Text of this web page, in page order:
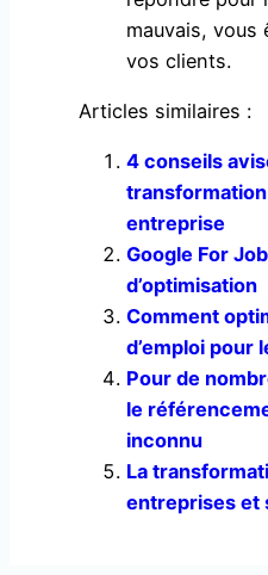
mauvais, vous
vos clients.
Articles similaires :
4 conseils
entreprise
Google For
d’optimisation
Comment
d’emploi pour
Pour de
le
inconnu
La
entreprises et